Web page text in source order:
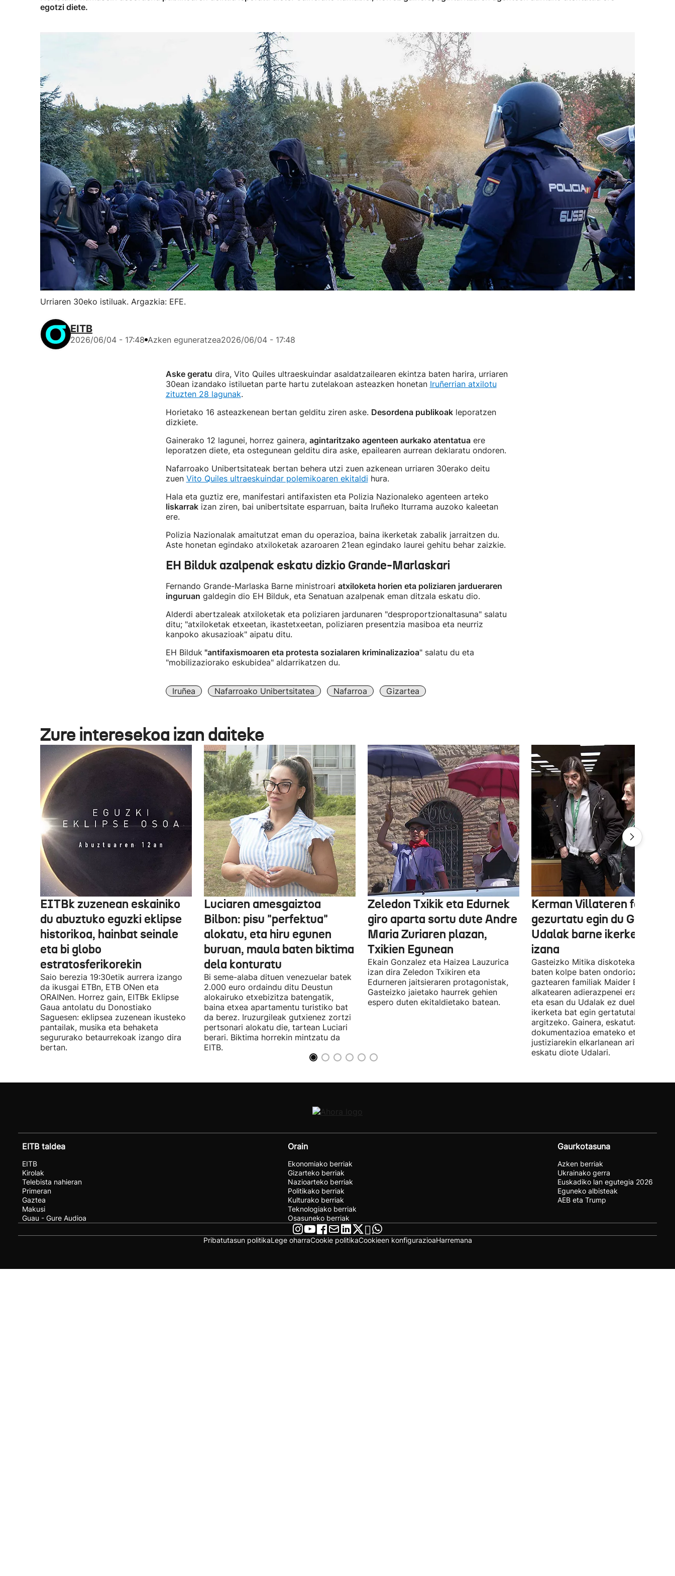
egotzi diete.
Urriaren 30eko istiluak. Argazkia: EFE.
EITB
2026/06/04 - 17:48 Azken eguneratzea2026/06/04 - 17:48
Aske geratu dira, Vito Quiles ultraeskuindar asaldatzailearen ekintza baten harira, urriaren
30ean izandako istiluetan parte hartu zutelakoan asteazken honetan Iruñerrian atxilotu
zituzten 28 lagunak.
Horietako 16 asteazkenean bertan gelditu ziren aske. Desordena publikoakleporatzen
dizkiete.
Gainerako 12 lagunei, horrez gainera, agintaritzako agenteen aurkako atentatuaere
leporatzen diete, eta ostegunean gelditu dira aske, epailearen aurrean deklaratu ondoren.
Nafarroako Unibertsitateak bertan behera utzi zuen azkenean urriaren 30erako deitu
zuen Vito Quiles ultraeskuindar polemikoaren ekitaldi hura.
Hala eta guztiz ere, manifestari antifaxisten eta Polizia Nazionaleko agenteen arteko
liskarrakizan ziren, bai unibertsitate esparruan, baita Iruñeko Iturrama auzoko kaleetan
ere.
Polizia Nazionalak amaitutzat eman du operazioa, baina ikerketak zabalik jarraitzen du.
Aste honetan egindako atxiloketak azaroaren 21ean egindako laurei gehitu behar zaizkie.
EH Bilduk azalpenak eskatu dizkio Grande-Marlaskari
Fernando Grande-Marlaska Barne ministroari atxiloketa horien eta poliziaren jardueraren
inguruan galdegin dio EH Bilduk, eta Senatuan azalpenak eman ditzala eskatu dio.
Alderdi abertzaleak atxiloketak eta poliziaren jardunaren "desproportzionaltasuna" salatu
ditu; "atxiloketak etxeetan, ikastetxeetan, poliziaren presentzia masiboa eta neurriz
kanpoko akusazioak" aipatu ditu.
EH Bilduk"antifaxismoaren eta protesta sozialaren kriminalizazioa" salatu du eta
"mobilizaziorako eskubidea" aldarrikatzen du.
Iruñea Nafarroako Unibertsitatea Nafarroa Gizartea
Zure interesekoa izan daiteke
EITBk zuzenean eskainiko
du abuztuko eguzki eklipse
historikoa, hainbat seinale
eta bi globo
estratosferikorekin
Saio berezia 19:30etik aurrera izango
da ikusgai ETBn, ETB ONen eta
ORAINen. Horrez gain, EITBk Eklipse
Gaua antolatu du Donostiako
Saguesen: eklipsea zuzenean ikusteko
pantailak, musika eta behaketa
segururako betaurrekoak izango dira
bertan.
Luciaren amesgaiztoa
Bilbon: pisu "perfektua"
alokatu, eta hiru egunen
buruan, maula baten biktima
dela konturatu
Bi seme-alaba dituen venezuelar batek
2.000 euro ordaindu ditu Deustun
alokairuko etxebizitza batengatik,
baina etxea apartamentu turistiko bat
da berez. Iruzurgileak gutxienez zortzi
pertsonari alokatu die, tartean Luciari
berari. Biktima horrekin mintzatu da
EITB.
Zeledon Txikik eta Edurnek
giro aparta sortu dute Andre
Maria Zuriaren plazan,
Txikien Egunean
Ekain Gonzalez eta Haizea Lauzurica
izan dira Zeledon Txikiren eta
Edurneren jaitsieraren protagonistak,
Gasteizko jaietako haurrek gehien
espero duten ekitaldietako batean.
Kerman Villateren familiak
gezurtatu egin du
Udalak barne ikerketa egin
izana
Gasteizko Mitika diskotekako atezain
baten kolpe baten ondorioz hildako
gaztearen familiak Maider Etxebarria
alkatearen adierazpenei erantzun die,
eta esan du Udalak ez duela inoiz
ikerketa bat egin gertatutakoa
argitzeko. Gainera, eskatutako
dokumentazioa emateko eta
justiziarekin elkarlanean aritzeko
eskatu diote Udalari.
EITB taldea
EITB
Kirolak
Telebista nahieran
Primeran
Gaztea
Makusi
Guau - Gure Audioa
Orain
Ekonomiako berriak
Gizarteko berriak
Nazioarteko berriak
Politikako berriak
Kulturako berriak
Teknologiako berriak
Osasuneko berriak
Gaurkotasuna
Azken berriak
Ukrainako gerra
Euskadiko lan egutegia 2026
Eguneko albisteak
AEB eta Trump
Pribatutasun politikaLege oharraCookie politikaCookieen konfigurazioaHarremana